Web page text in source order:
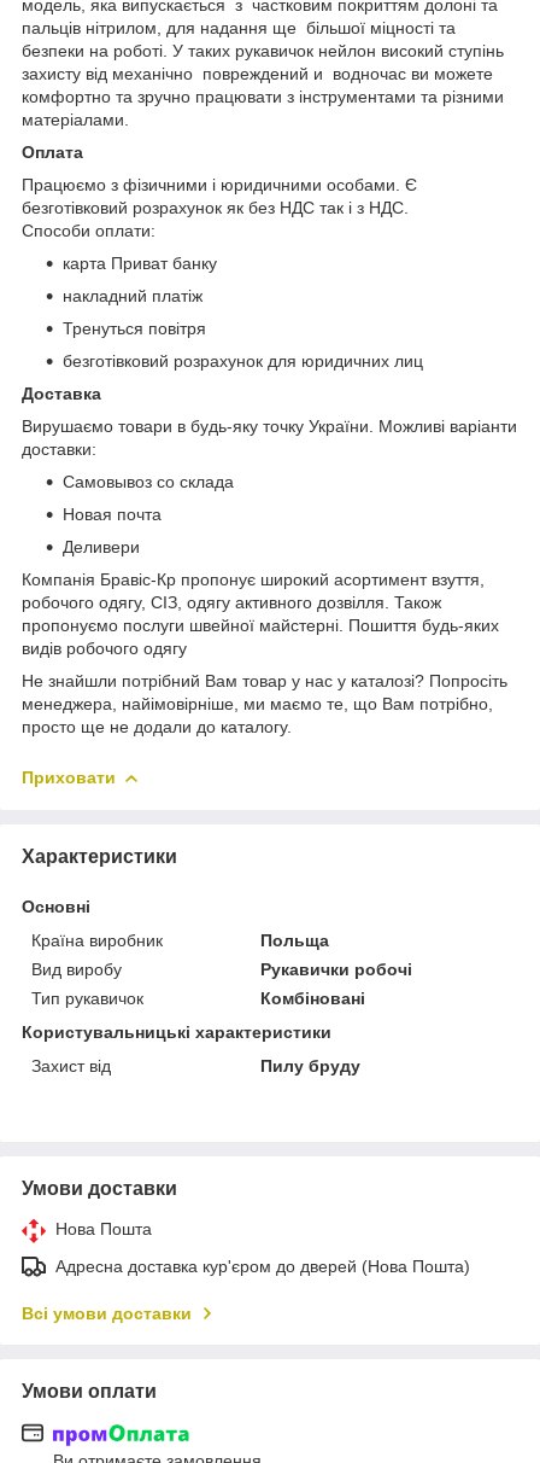
модель, яка випускається з частковим покриттям долоні та
пальців нітрилом, для надання ще більшої міцності та
безпеки на роботі. У таких рукавичок нейлон високий ступінь
захисту від механічно повреждений и водночас ви можете
комфортно та зручно працювати з інструментами та різними
матеріалами.
Оплата
Працюємо з фізичними і юридичними особами. Є
безготівковий розрахунок як без НДС так і з НДС.
Способи оплати:
карта Приват банку
накладний платіж
Тренуться повітря
безготівковий розрахунок для юридичних лиц
Доставка
Вирушаємо товари в будь-яку точку України. Можливі варіанти
доставки:
Самовывоз со склада
Новая почта
Деливери
Компанія Бравіс-Кр пропонує широкий асортимент взуття,
робочого одягу, СІЗ, одягу активного дозвілля. Також
пропонуємо послуги швейної майстерні. Пошиття будь-яких
видів робочого одягу
Не знайшли потрібний Вам товар у нас у каталозі? Попросіть
менеджера, найімовірніше, ми маємо те, що Вам потрібно,
просто ще не додали до каталогу.
Приховати
Характеристики
Основні
Країна виробник
Польща
Вид виробу
Рукавички робочі
Тип рукавичок
Комбіновані
Користувальницькі характеристики
Захист від
Пилу бруду
Умови доставки
Нова Пошта
Адресна доставка кур'єром до дверей (Нова Пошта)
Всі умови доставки
Умови оплати